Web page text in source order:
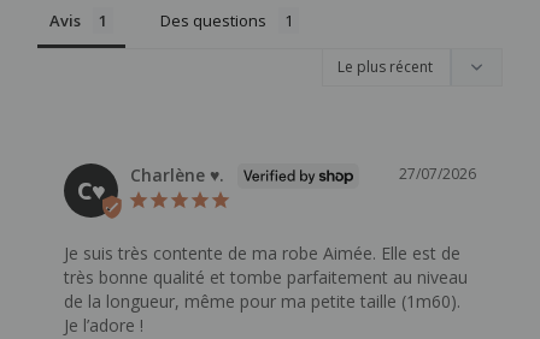
Avis Des questions
C♥
27/07/2026
Charlène ♥.
Je suis très contente de ma robe Aimée. Elle est de
très bonne qualité et tombe parfaitement au niveau
de la longueur, même pour ma petite taille (1m60).
Je l’adore !